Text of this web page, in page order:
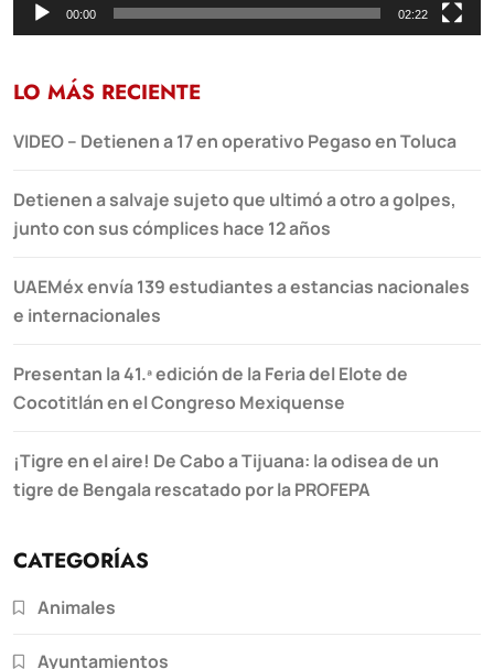
00:00 02:22
LO MÁS RECIENTE
VIDEO – Detienen a 17 en operativo Pegaso en Toluca
Detienen a salvaje sujeto que ultimó a otro a golpes,
junto con sus cómplices hace 12 años
UAEMéx envía 139 estudiantes a estancias nacionales
e internacionales
Presentan la 41.ª edición de la Feria del Elote de
Cocotitlán en el Congreso Mexiquense
¡Tigre en el aire! De Cabo a Tijuana: la odisea de un
tigre de Bengala rescatado por la PROFEPA
CATEGORÍAS
Animales
Ayuntamientos